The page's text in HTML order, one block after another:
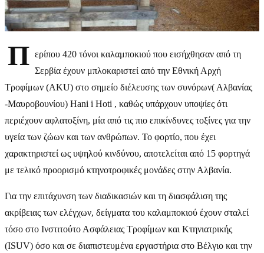
Π ερίπου 420 τόνοι καλαμποκιού που εισήχθησαν από τη
Σερβία έχουν μπλοκαριστεί από την Εθνική Αρχή
Τροφίμων (AKU) στο σημείο διέλευσης των συνόρων( Αλβανίας
-Μαυροβουνίου) Hani i Hoti , καθώς υπάρχουν υποψίες ότι
περιέχουν αφλατοξίνη, μία από τις πιο επικίνδυνες τοξίνες για την
υγεία των ζώων και των ανθρώπων. Το φορτίο, που έχει
χαρακτηριστεί ως υψηλού κινδύνου, αποτελείται από 15 φορτηγά
με τελικό προορισμό κτηνοτροφικές μονάδες στην Αλβανία.
Για την επιτάχυνση των διαδικασιών και τη διασφάλιση της
ακρίβειας των ελέγχων, δείγματα του καλαμποκιού έχουν σταλεί
τόσο στο Ινστιτούτο Ασφάλειας Τροφίμων και Κτηνιατρικής
(ISUV) όσο και σε διαπιστευμένα εργαστήρια στο Βέλγιο και την